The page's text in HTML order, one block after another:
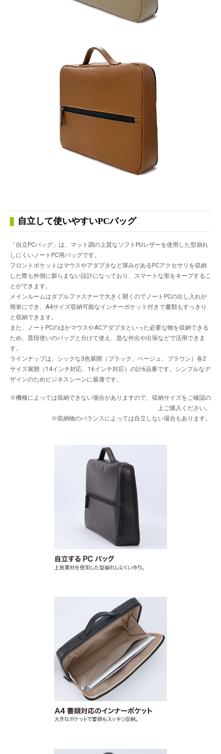
自立して使いやすいPCバッグ
「自立PCバッグ」は、マット調の上質なソフトPUレザーを使用した型崩れ
しにくいノートPC用バッグです。
フロントポケットはマウスやアダプタなど厚みがあるPCアクセサリを収納
した際も外側に膨らまない設計になっており、スマートな形をキープするこ
とができます。
メインルームはダブルファスナーで大きく開くのでノートPCの出し入れが
簡単にでき、A4サイズ収納可能なインナーポケット付きで書類もすっきり
と収納できます。
また、ノートPCのほかマウスやACアダプタといった必要な物を収納できる
ため、普段使いのバッグと分けて使え、急な外出や出張などで活用できま
す。
ラインナップは、シックな3色展開（ブラック、ベージュ、ブラウン）各2
サイズ展開（14インチ対応、16インチ対応）の計6品番です。シンプルなデ
ザインのためビジネスシーンに最適です。
※機種によっては収納できない場合がありますので、収納サイズをご確認の
上ご購入ください。
※収納物のバランスによっては自立しない場合もあります。